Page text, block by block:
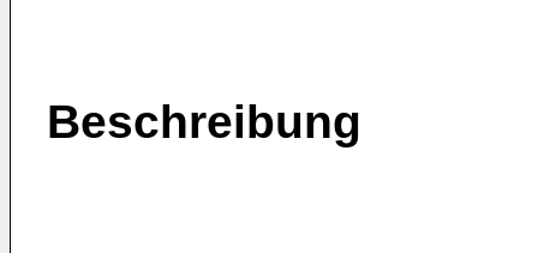
Beschreibung